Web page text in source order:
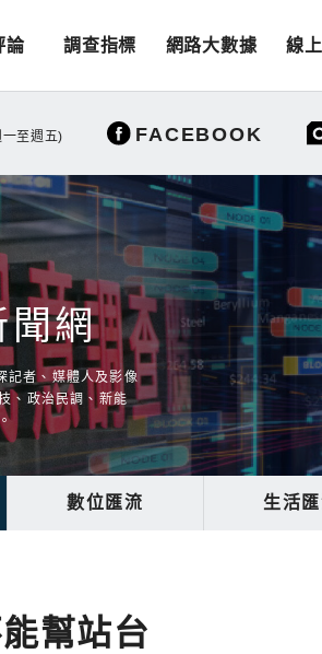
論 調查指標 網路大數據 線
至週五) FACEBOOK
聞網
記者、媒體人及影像
、政治民調、新能
數位匯流 生活
幫站台